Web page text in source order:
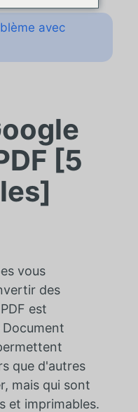
avec
[5
vous
des
est
que d'autres
mais qui sont
et imprimables.